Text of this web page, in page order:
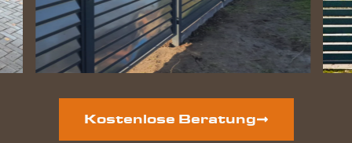
gewonnene
Freiheit.
Auf der
vorderen
ist auch
noch ein
Kostenlose Beratung